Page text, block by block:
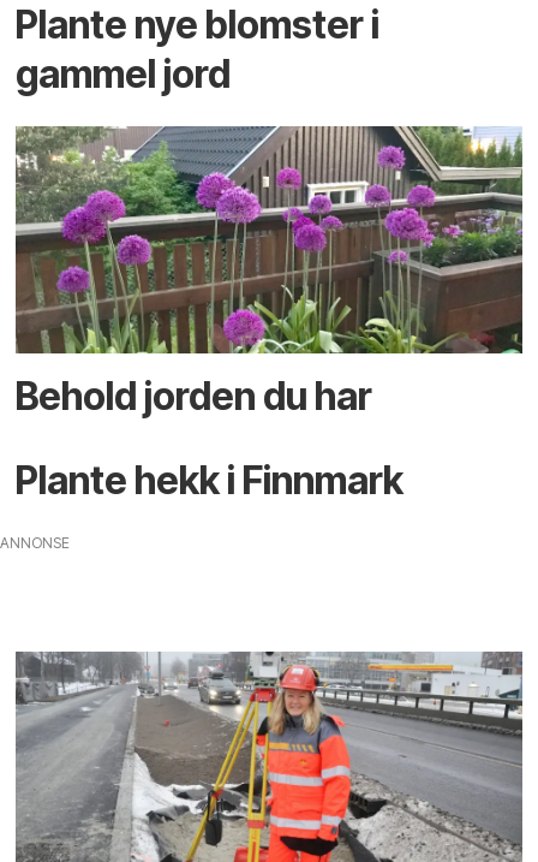
Plante nye blomster i
gammel jord
Behold jorden du har
Plante hekk i Finnmark
ANNONSE